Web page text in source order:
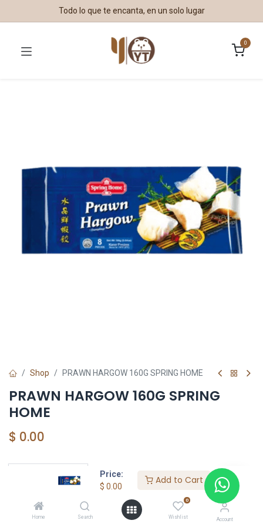
Price:
$ 0.00
Add to Cart
Home Search
0
Wishlist Account
Todo lo que te encanta, en un solo lugar
0
Shop PRAWN HARGOW 160G SPRING HOME
PRAWN HARGOW 160G SPRING
HOME
$ 0.00
YOUTASTY